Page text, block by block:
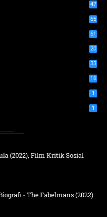
47
65
51
20
33
16
1
1
(2022), Film Kritik Sosial
- The Fabelmans (2022)